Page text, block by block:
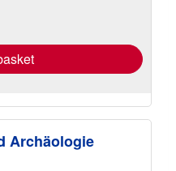
Archäologie